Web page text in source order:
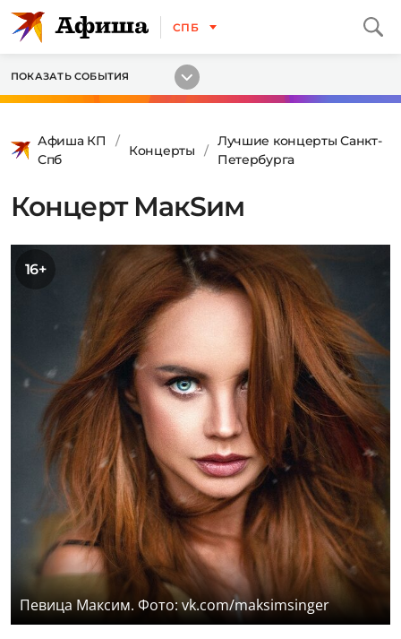
СПБ
ПОКАЗАТЬ СОБЫТИЯ
Афиша КП
Спб
Концерты
Лучшие концерты Санкт-
Петербурга
Концерт МакSим
16+
Певица Максим. Фото: vk.com/maksimsinger